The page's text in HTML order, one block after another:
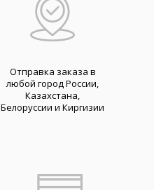
Отправка заказа в
любой город России,
Казахстана,
Белоруссии и Киргизии